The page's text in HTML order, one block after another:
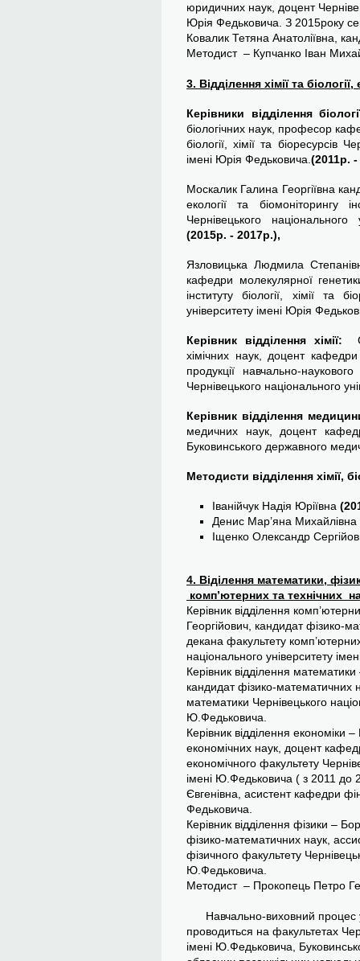
юридичних наук, доцент
Юрія Федьковича. З 2015року
Ковалик Тетяна Анатоліївна,
Методист – Купчанко Іван
3. Відділення хімії та
Керівники відділення
біологічних наук, професор
біології, хімії та біоресурсів
імені Юрія Федьковича. (2011р.
Москалик Галина Георгіївна
екології та біомоніторингу
Чернівецького
(2015р. - 2017р.),
Язловицька Людмила
кафедри молекулярної
інституту біології, хімії та
університету імені Юрія
Керівник відділення хімії:
хімічних наук, доцент
продукції навчально-наукового
Чернівецького національного
Керівник відділення
медичних наук, доцент
Буковинського державного
Методисти відділення хімії,
Іванійчук Надія Юріївна
Денис Мар’яна Михайлівна
Іщенко Олександр
4. Віділення математики,
комп’ютерних та технічних
Керівник відділення
Георгійович, кандидат фізико-
декана факультету
національного університету
Керівник відділення
кандидат фізико-математичних
математики Чернівецького
Ю.Федьковича.
Керівник відділення економіки
економічних наук, доцент
економічного факультету
імені Ю.Федьковича ( з 2011 до
Євгенівна, асистент кафедри
Федьковича.
Керівник відділення фізики –
фізико-математичних наук,
фізичного факультету
Ю.Федьковича.
Методист – Прокопець Петро
Навчально-виховний процес
проводиться на факультетах
імені Ю.Федьковича,